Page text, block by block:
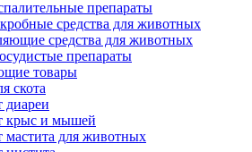
препараты
средства для животных
средства для животных
препараты
товары
скота
диареи
крыс и мышей
мастита для животных